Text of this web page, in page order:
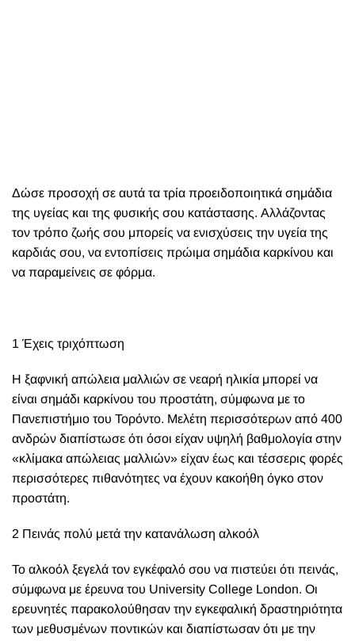
Δώσε προσοχή σε αυτά τα τρία προειδοποιητικά σημάδια
της υγείας και της φυσικής σου κατάστασης. Αλλάζοντας
τον τρόπο ζωής σου μπορείς να ενισχύσεις την υγεία της
καρδιάς σου, να εντοπίσεις πρώιμα σημάδια καρκίνου και
να παραμείνεις σε φόρμα.
1 Έχεις τριχόπτωση
Η ξαφνική απώλεια μαλλιών σε νεαρή ηλικία μπορεί να
είναι σημάδι καρκίνου του προστάτη, σύμφωνα με το
Πανεπιστήμιο του Τορόντο. Μελέτη περισσότερων από 400
ανδρών διαπίστωσε ότι όσοι είχαν υψηλή βαθμολογία στην
«κλίμακα απώλειας μαλλιών» είχαν έως και τέσσερις φορές
περισσότερες πιθανότητες να έχουν κακοήθη όγκο στον
προστάτη.
2 Πεινάς πολύ μετά την κατανάλωση αλκοόλ
Το αλκοόλ ξεγελά τον εγκέφαλό σου να πιστεύει ότι πεινάς,
σύμφωνα με έρευνα του University College London. Οι
ερευνητές παρακολούθησαν την εγκεφαλική δραστηριότητα
των μεθυσμένων ποντικών και διαπίστωσαν ότι με την